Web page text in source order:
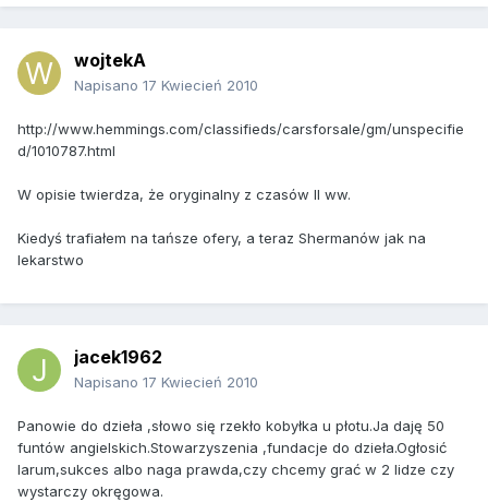
wojtekA
Napisano 17 Kwiecień 2010
http://www.hemmings.com/classifieds/carsforsale/gm/unspecifie
d/1010787.html
W opisie twierdza, że oryginalny z czasów II ww.
Kiedyś trafiałem na tańsze ofery, a teraz Shermanów jak na
lekarstwo
jacek1962
Napisano 17 Kwiecień 2010
Panowie do dzieła ,słowo się rzekło kobyłka u płotu.Ja daję 50
funtów angielskich.Stowarzyszenia ,fundacje do dzieła.Ogłosić
larum,sukces albo naga prawda,czy chcemy grać w 2 lidze czy
wystarczy okręgowa.